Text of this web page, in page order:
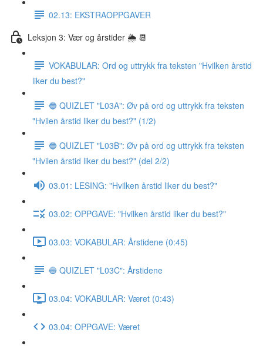
02.13: EKSTRAOPPGAVER
Leksjon 3: Vær og årstider 🌦 📆
VOKABULAR: Ord og uttrykk fra teksten "Hvilken årstid
liker du best?"
🔵 QUIZLET "L03A": Øv på ord og uttrykk fra teksten
"Hvilen årstid liker du best?" (1/2)
🔵 QUIZLET "L03B": Øv på ord og uttrykk fra teksten
"Hvilen årstid liker du best?" (del 2/2)
03.01: LESING: "Hvilken årstid liker du best?"
03.02: OPPGAVE: "Hvilken årstid liker du best?"
03.03: VOKABULAR: Årstidene (0:45)
🔵 QUIZLET "L03C": Årstidene
03.04: VOKABULAR: Været (0:43)
03.04: OPPGAVE: Været